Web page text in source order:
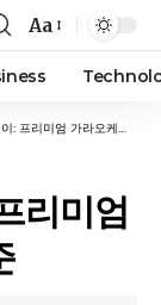
Aa
미엄 가라오케의 새로운 기준
리미엄